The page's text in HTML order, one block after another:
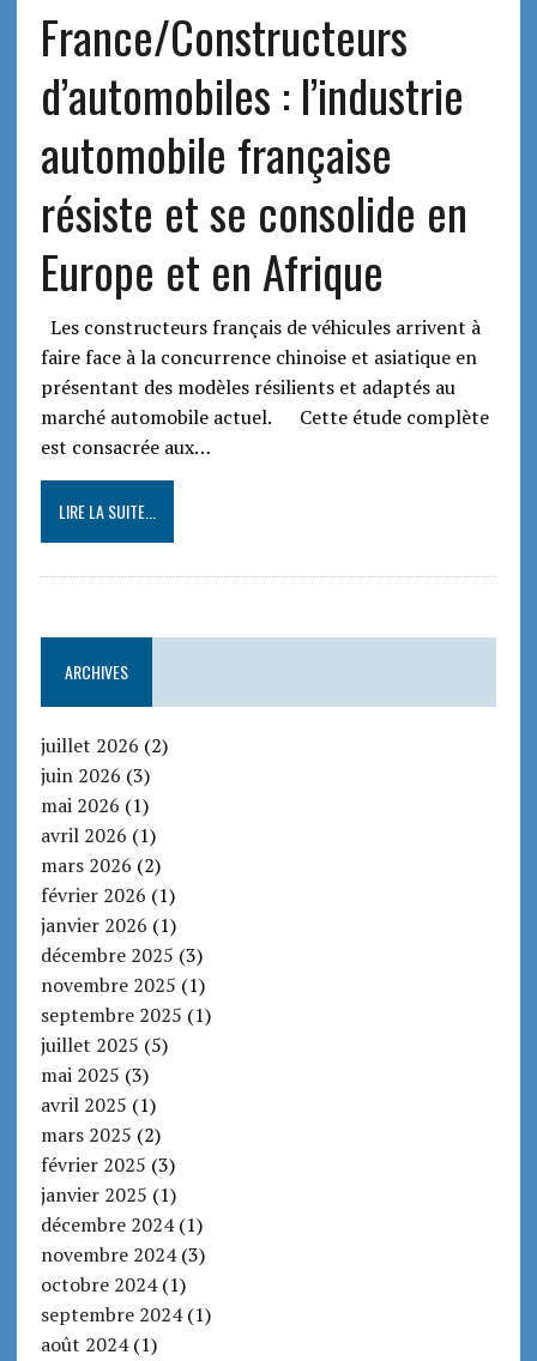
France/Constructeurs
d’automobiles : l’industrie
automobile française
résiste et se consolide en
Europe et en Afrique
Les constructeurs français de véhicules arrivent à
faire face à la concurrence chinoise et asiatique en
présentant des modèles résilients et adaptés au
marché automobile actuel. Cette étude complète
est consacrée aux…
LIRE LA SUITE...
ARCHIVES
juillet 2026 (2)
juin 2026 (3)
mai 2026 (1)
avril 2026 (1)
mars 2026 (2)
février 2026 (1)
janvier 2026 (1)
décembre 2025 (3)
novembre 2025 (1)
septembre 2025 (1)
juillet 2025 (5)
mai 2025 (3)
avril 2025 (1)
mars 2025 (2)
février 2025 (3)
janvier 2025 (1)
décembre 2024(1)
novembre 2024(3)
octobre 2024(1)
septembre 2024(1)
août 2024(1)